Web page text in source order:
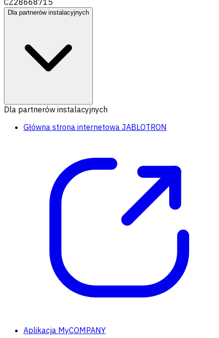
CZ28668715
Dla partnerów instalacyjnych
Dla partnerów instalacyjnych
Główna strona internetowa JABLOTRON
Aplikacja MyCOMPANY